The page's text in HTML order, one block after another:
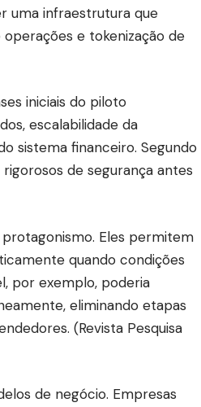
uma infraestrutura que
e tokenização de
iniciais do piloto
escalabilidade da
sistema financeiro. Segundo
de segurança antes
Eles permitem
quando condições
por exemplo, poderia
eliminando etapas
(Revista Pesquisa
de negócio. Empresas